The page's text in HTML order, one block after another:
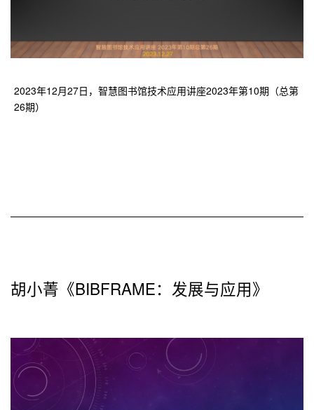
2023年12月27日，智慧图书馆技术应用讲座2023年第10期（总第
26期）
胡小菁《BIBFRAME：发展与应用》